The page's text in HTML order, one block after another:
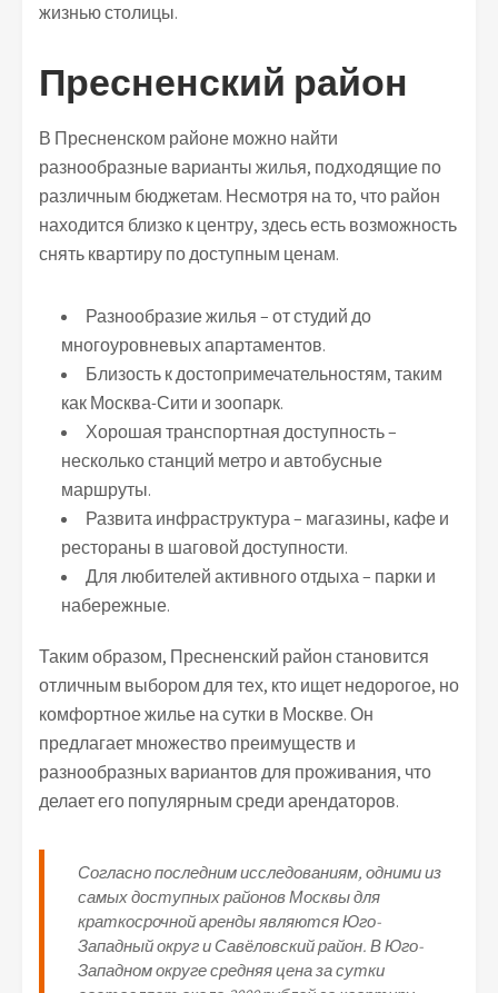
жизнью столицы.
Пресненский район
В Пресненском районе можно найти
разнообразные варианты жилья, подходящие по
различным бюджетам. Несмотря на то, что район
находится близко к центру, здесь есть возможность
снять квартиру по доступным ценам.
Разнообразие жилья – от студий до
многоуровневых апартаментов.
Близость к достопримечательностям, таким
как Москва-Сити и зоопарк.
Хорошая транспортная доступность –
несколько станций метро и автобусные
маршруты.
Развита инфраструктура – магазины, кафе и
рестораны в шаговой доступности.
Для любителей активного отдыха – парки и
набережные.
Таким образом, Пресненский район становится
отличным выбором для тех, кто ищет недорогое, но
комфортное жилье на сутки в Москве. Он
предлагает множество преимуществ и
разнообразных вариантов для проживания, что
делает его популярным среди арендаторов.
Согласно последним исследованиям, одними из
самых доступных районов Москвы для
краткосрочной аренды являются Юго-
Западный округ и Савёловский район. В Юго-
Западном округе средняя цена за сутки